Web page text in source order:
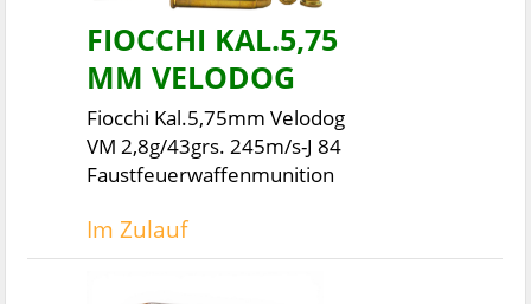
FIOCCHI KAL.5,75
MM VELODOG
Fiocchi Kal.5,75mm Velodog
VM 2,8g/43grs. 245m/s-J 84
Faustfeuerwaffenmunition
Im Zulauf